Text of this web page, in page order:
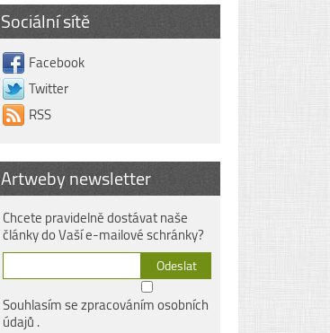
Sociální sítě
Facebook
Twitter
RSS
Artweby newsletter
Chcete pravidelně dostávat naše
články do Vaší e-mailové schránky?
Souhlasím sezpracováním osobních
údajů .